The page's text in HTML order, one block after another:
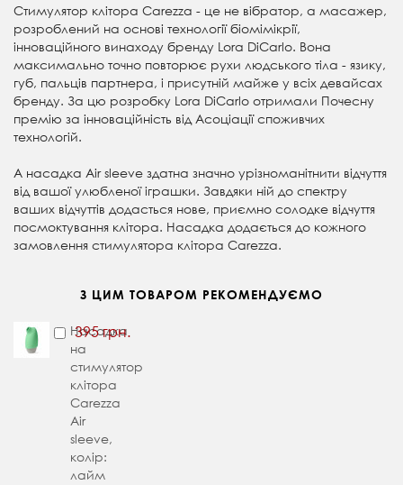
Стимулятор клітора Carezza - це не вібратор, а масажер,
розроблений на основі технології біомімікрії,
інноваційного винаходу бренду Lora DiCarlo. Вона
максимально точно повторює рухи людського тіла - язику,
губ, пальців партнера, і присутній майже у всіх девайсах
бренду. За цю розробку Lora DiCarlo отримали Почесну
премію за інноваційність від Асоціації споживчих
технологій.
А насадка Air sleeve здатна значно урізноманітнити відчуття
від вашої улюбленої іграшки. Завдяки ній до спектру
ваших відчуттів додасться нове, приємно солодке відчуття
посмоктування клітора. Насадка додається до кожного
замовлення стимулятора клітора Carezza.
З ЦИМ ТОВАРОМ РЕКОМЕНДУЄМО
Насадка
на
стимулятор
клітора
Carezza
Air
sleeve,
колір:
лайм
395 грн.